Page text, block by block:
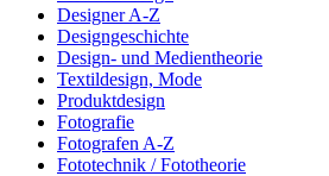
Designer A-Z
Designgeschichte
Design- und Medientheorie
Textildesign, Mode
Produktdesign
Fotografie
Fotografen A-Z
Fototechnik / Fototheorie